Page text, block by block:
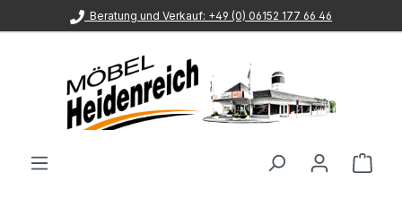
Zum Hauptinhalt springen
Beratung und Verkauf: +49 (0) 06152 177 66 46